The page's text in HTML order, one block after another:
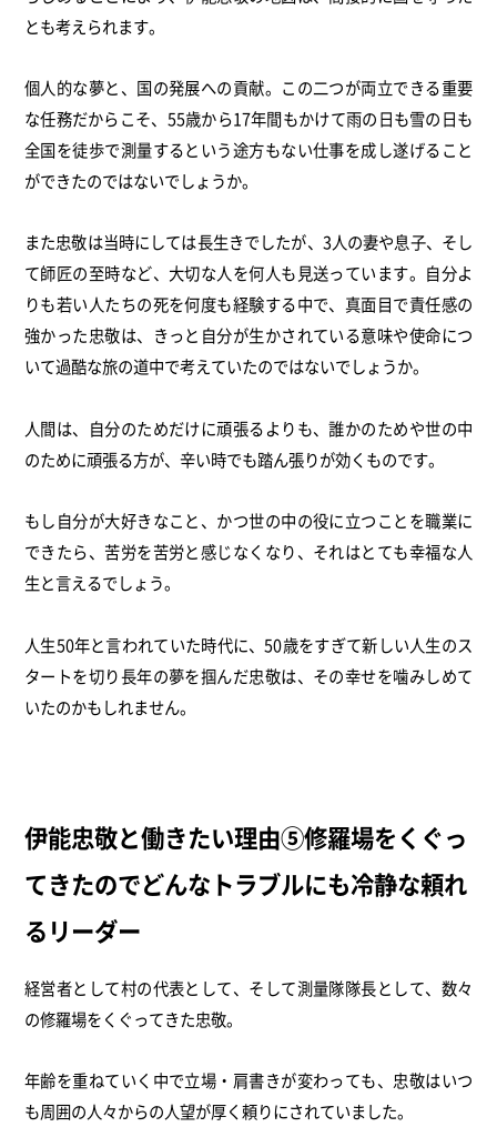
とも考えられます。
個人的な夢と、国の発展への貢献。この二つが両立できる重要
な任務だからこそ、55歳から17年間もかけて雨の日も雪の日も
全国を徒歩で測量するという途方もない仕事を成し遂げること
ができたのではないでしょうか。
また忠敬は当時にしては長生きでしたが、3人の妻や息子、そし
て師匠の至時など、大切な人を何人も見送っています。自分よ
りも若い人たちの死を何度も経験する中で、真面目で責任感の
強かった忠敬は、きっと自分が生かされている意味や使命につ
いて過酷な旅の道中で考えていたのではないでしょうか。
人間は、自分のためだけに頑張るよりも、誰かのためや世の中
のために頑張る方が、辛い時でも踏ん張りが効くものです。
もし自分が大好きなこと、かつ世の中の役に立つことを職業に
できたら、苦労を苦労と感じなくなり、それはとても幸福な人
生と言えるでしょう。
人生50年と言われていた時代に、50歳をすぎて新しい人生のス
タートを切り長年の夢を掴んだ忠敬は、その幸せを噛みしめて
いたのかもしれません。
伊能忠敬と働きたい理由⑤修羅場をくぐっ
てきたのでどんなトラブルにも冷静な頼れ
るリーダー
経営者として村の代表として、そして測量隊隊長として、数々
の修羅場をくぐってきた忠敬。
年齢を重ねていく中で立場・肩書きが変わっても、忠敬はいつ
も周囲の人々からの人望が厚く頼りにされていました。